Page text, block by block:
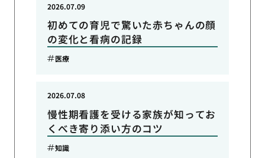
初めての育児で驚いた赤ちゃんの顔
の変化と看病の記録
2026.07.09
医療
慢性期看護を受ける家族が知ってお
くべき寄り添い方のコツ
2026.07.08
知識